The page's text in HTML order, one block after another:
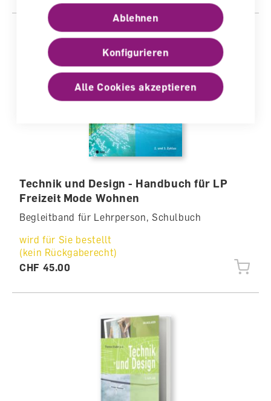
Technik und Design - Handbuch für LP
Freizeit Mode Wohnen
Begleitband für Lehrperson, Schulbuch
wird für Sie bestellt
(kein Rückgaberecht)
CHF 45.00
Ablehnen
Konfigurieren
Alle Cookies akzeptieren